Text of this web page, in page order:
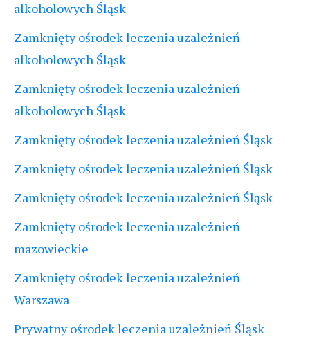
alkoholowych Śląsk
Zamknięty ośrodek leczenia uzależnień
alkoholowych Śląsk
Zamknięty ośrodek leczenia uzależnień
alkoholowych Śląsk
Zamknięty ośrodek leczenia uzależnień Śląsk
Zamknięty ośrodek leczenia uzależnień Śląsk
Zamknięty ośrodek leczenia uzależnień Śląsk
Zamknięty ośrodek leczenia uzależnień
mazowieckie
Zamknięty ośrodek leczenia uzależnień
Warszawa
Prywatny ośrodek leczenia uzależnień Śląsk